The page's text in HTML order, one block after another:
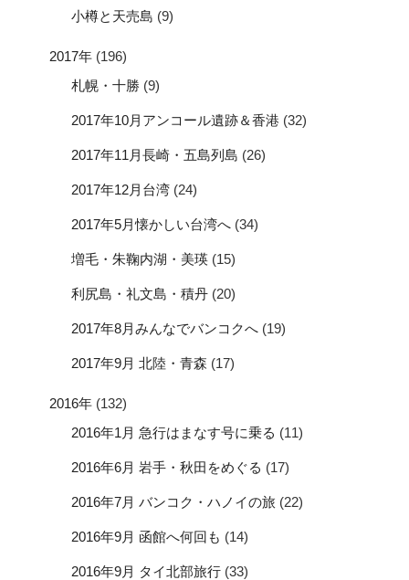
小樽と天売島 (9)
2017年 (196)
札幌・十勝 (9)
2017年10月アンコール遺跡＆香港 (32)
2017年11月長崎・五島列島 (26)
2017年12月台湾 (24)
2017年5月懐かしい台湾へ (34)
増毛・朱鞠内湖・美瑛 (15)
利尻島・礼文島・積丹 (20)
2017年8月みんなでバンコクへ (19)
2017年9月 北陸・青森 (17)
2016年 (132)
2016年1月 急行はまなす号に乗る (11)
2016年6月 岩手・秋田をめぐる (17)
2016年7月 バンコク・ハノイの旅 (22)
2016年9月 函館へ何回も (14)
2016年9月 タイ北部旅行 (33)